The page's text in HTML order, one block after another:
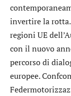
invertire la
regioni UE
con il nuovo
percorso di
europee.